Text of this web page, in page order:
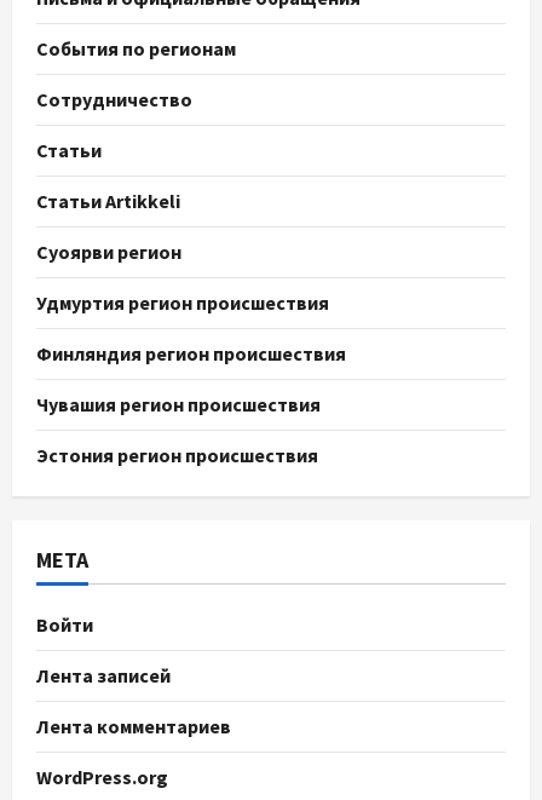
События по регионам
Сотрудничество
Статьи
Статьи Artikkeli
Суоярви регион
Удмуртия регион происшествия
Финляндия регион происшествия
Чувашия регион происшествия
Эстония регион происшествия
МЕТА
Войти
Лента записей
Лента комментариев
WordPress.org